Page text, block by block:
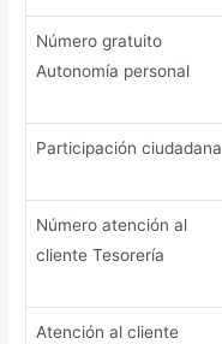
Número gratuito
Autonomía personal
Participación ciudadana
Número atención al
cliente Tesorería
Atención al cliente